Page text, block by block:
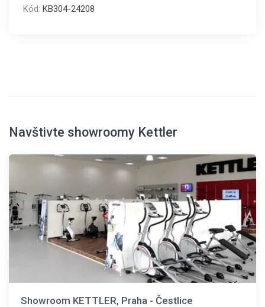
Kód: KB304-24208
Navštivte showroomy Kettler
Showroom KETTLER, Praha - Čestlice